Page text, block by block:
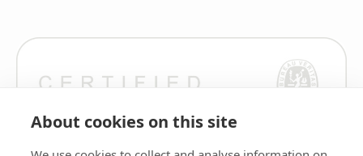
About cookies on this site